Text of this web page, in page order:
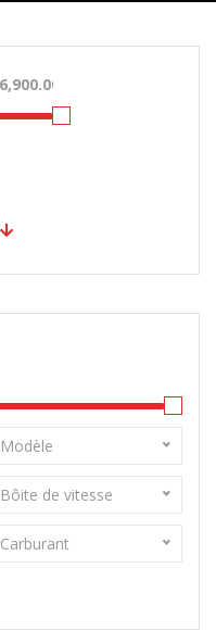
Modèle
Bôite de vitesse
Carburant